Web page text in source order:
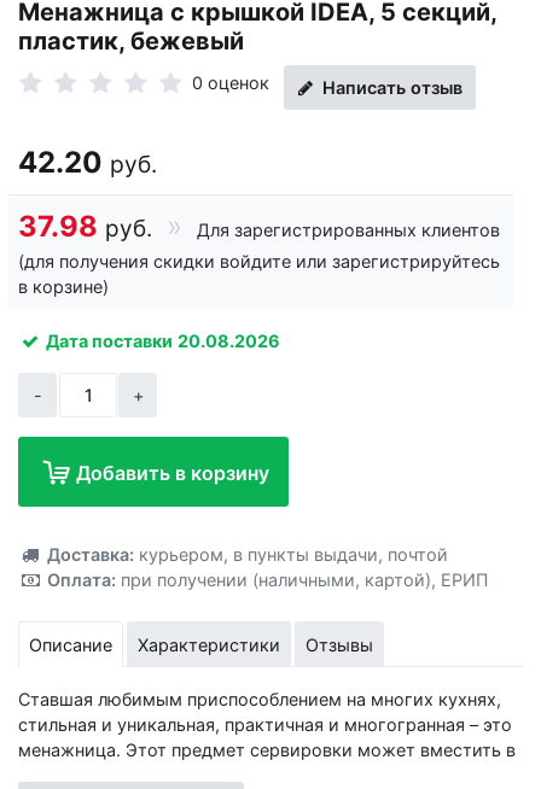
Менажница с крышкой IDEA, 5 секций,
пластик, бежевый
0 оценок Написать отзыв
42.20 руб.
37.98 руб.
Для зарегистрированных клиентов
(для получения скидки войдите или зарегистрируйтесь
в корзине)
Дата поставки 20.08.2026
- +
Добавить в корзину
Доставка: курьером, в пункты выдачи, почтой
Оплата: при получении (наличными, картой), ЕРИП
Описание Характеристики Отзывы
Ставшая любимым приспособлением на многих кухнях,
стильная и уникальная, практичная и многогранная – это
менажница. Этот предмет сервировки может вместить в